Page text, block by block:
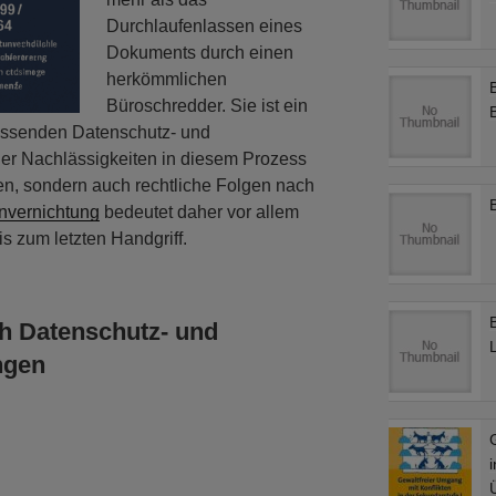
Durchlaufenlassen eines
Dokuments durch einen
herkömmlichen
Büroschredder. Sie ist ein
Datenschutz- und
Nachlässigkeiten in diesem Prozess
sondern auch rechtliche Folgen nach
bedeutet daher vor allem
zum letzten Handgriff.
Datenschutz- und